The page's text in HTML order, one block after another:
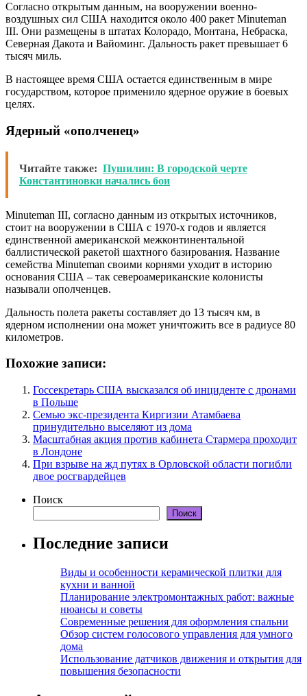
Согласно открытым данным, на вооружении военно-
воздушных сил США находится около 400 ракет Minuteman
III. Они размещены в штатах Колорадо, Монтана, Небраска,
Северная Дакота и Вайоминг. Дальность ракет превышает 6
тысяч миль.
В настоящее время США остается единственным в мире
государством, которое применило ядерное оружие в боевых
целях.
Ядерный «ополченец»
Читайте также: Пушилин: В городской черте
Константиновки начались бои
Minuteman III, согласно данным из открытых источников,
стоит на вооружении в США с 1970-х годов и является
единственной американской межконтинентальной
баллистической ракетой шахтного базирования. Название
семейства Minuteman своими корнями уходит в историю
основания США – так североамериканские колонисты
называли ополченцев.
Дальность полета ракеты составляет до 13 тысяч км, в
ядерном исполнении она может уничтожить все в радиусе 80
километров.
Похожие записи:
Госсекретарь США высказался об инциденте с дронами
в Польше
Семью экс-президента Киргизии Атамбаева
принудительно выселяют из дома
Масштабная акция против кабинета Стармера проходит
в Лондоне
При взрыве на жд путях в Орловской области погибли
двое росгвардейцев
Поиск
Поиск
Последние записи
Виды и особенности керамической плитки для
кухни и ванной
Планирование электромонтажных работ: важные
нюансы и советы
Современные решения для оформления спальни
Обзор систем голосового управления для умного
дома
Использование датчиков движения и открытия для
повышения безопасности